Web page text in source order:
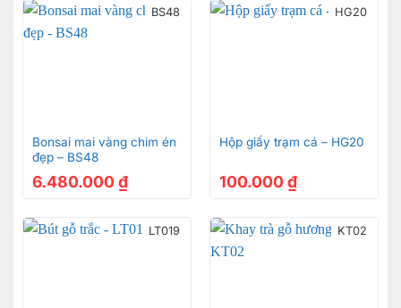
BS48
Bonsai mai vàng chim én
đẹp – BS48
6.480.000 ₫
HG20
Hộp giấy trạm cá – HG20
100.000 ₫
LT019 KT02